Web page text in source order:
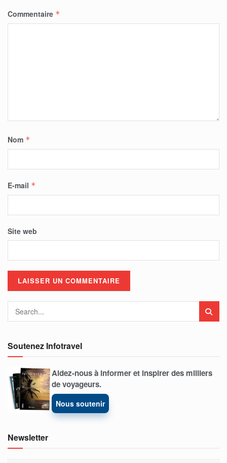
Commentaire *
Nom *
E-mail *
Site web
Soutenez Infotravel
Aidez-nous à informer et inspirer des milliers
de voyageurs.
Nous soutenir
Newsletter